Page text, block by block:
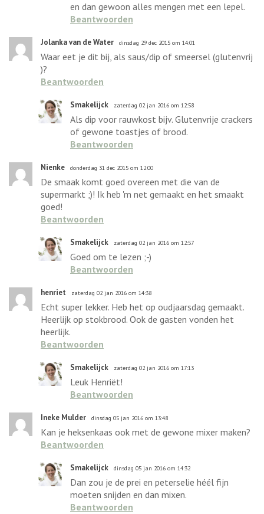
en dan gewoon alles mengen met een lepel.
Beantwoorden
Jolanka van de Water dinsdag 29 dec 2015 om 14:01
Waar eet je dit bij, als saus/dip of smeersel (glutenvrij
)?
Beantwoorden
Smakelijck zaterdag 02 jan 2016 om 12:58
Als dip voor rauwkost bijv. Glutenvrije crackers
of gewone toastjes of brood.
Beantwoorden
Nienke donderdag 31 dec 2015 om 12:00
De smaak komt goed overeen met die van de
supermarkt ;)! Ik heb 'm net gemaakt en het smaakt
goed!
Beantwoorden
Smakelijck zaterdag 02 jan 2016 om 12:57
Goed om te lezen ;-)
Beantwoorden
henriet zaterdag 02 jan 2016 om 14:38
Echt super lekker. Heb het op oudjaarsdag gemaakt.
Heerlijk op stokbrood. Ook de gasten vonden het
heerlijk.
Beantwoorden
Smakelijck zaterdag 02 jan 2016 om 17:13
Leuk Henriët!
Beantwoorden
Ineke Mulder dinsdag 05 jan 2016 om 13:48
Kan je heksenkaas ook met de gewone mixer maken?
Beantwoorden
Smakelijck dinsdag 05 jan 2016 om 14:32
Dan zou je de prei en peterselie héél fijn
moeten snijden en dan mixen.
Beantwoorden